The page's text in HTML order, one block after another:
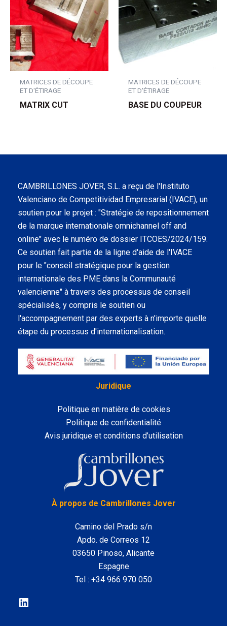
MATRICES DE DÉCOUPE
ET D'ÉTIRAGE
MATRIX CUT
MATRICES DE DÉCOUPE
ET D'ÉTIRAGE
BASE DU COUPEUR
CAMBRILLONES JOVER, S.L. a reçu de l'Instituto
Valenciano de Competitividad Empresarial (IVACE), un
soutien pour le projet : "Stratégie de repositionnement
de la marque internationale omnichannel off and
online" avec le numéro de dossier ITCOES/2024/159.
Ce soutien fait partie de la ligne d'aide de l'IVACE
pour le "conseil stratégique pour la gestion
internationale des PME dans la Communauté
valencienne" à travers des processus de conseil
spécialisés, y compris le soutien ou
l'accompagnement par des experts à n'importe quelle
étape du processus d'internationalisation.
Juridique
Politique en matière de cookies
Politique de confidentialité
Avis juridique et conditions d’utilisation
À propos de Cambrillones Jover
Camino del Prado s/n
Apdo. de Correos 12
03650 Pinoso, Alicante
Espagne
Tel : +34 966 970 050
LinkedIn